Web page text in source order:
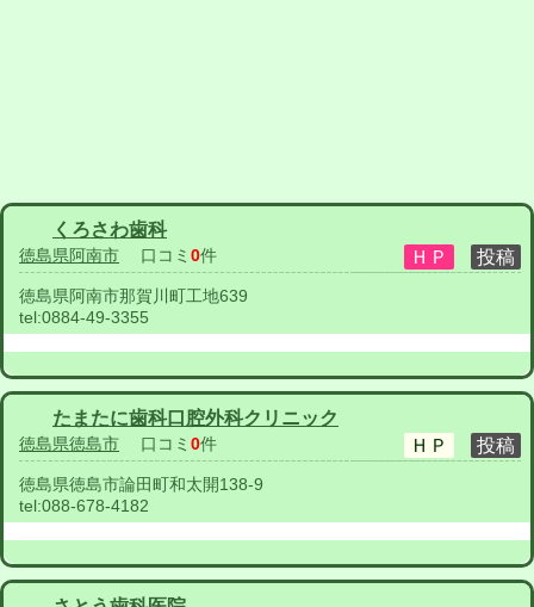
くろさわ歯科
徳島県阿南市 口コミ 0件
徳島県阿南市那賀川町工地639
tel:0884-49-3355
たまたに歯科口腔外科クリニック
徳島県徳島市 口コミ 0件
徳島県徳島市論田町和太開138-9
tel:088-678-4182